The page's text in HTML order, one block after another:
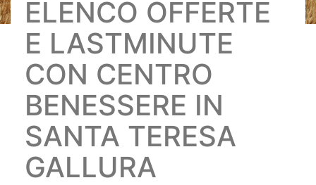
ELENCO OFFERTE
E LASTMINUTE
CON CENTRO
BENESSERE IN
SANTA TERESA
GALLURA